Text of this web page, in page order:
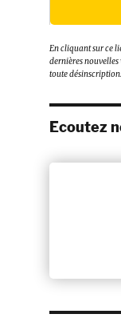
En cliquant sur ce
dernières nouvelles
toute désinscription.
Ecoutez